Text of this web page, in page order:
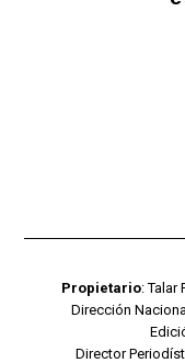
Propietario: Talar
Dirección
Director